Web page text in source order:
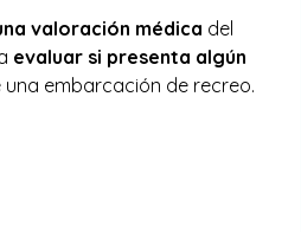
valoración médica del
evaluar si presenta algún
embarcación de recreo.